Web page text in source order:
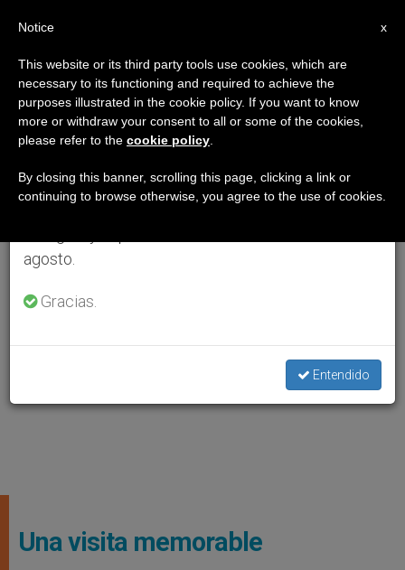
Una visita memorable
×
Aviso importante
Del 27 de julio al 7 de agosto haremos la pausa
anual, aprovechando que en el periodo de verano
se generan menos informaciones y también el
agosto.
Gracias.
Entendido
x
Notice
This website or its third party tools use cookies, which are
necessary to its functioning and required to achieve the
purposes illustrated in the cookie policy. If you want to know
more or withdraw your consent to all or some of the cookies,
please refer to the cookie policy
By closing this banner, scrolling this page, clicking a link or
continuing to browse otherwise, you agree to the use of cookies.